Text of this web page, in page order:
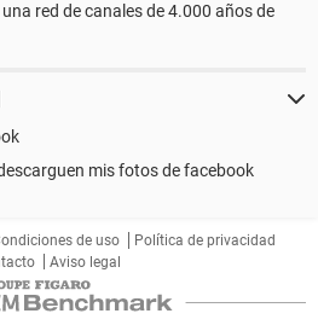
red de canales de 4.000 años de
mis fotos de facebook
de uso
Política de privacidad
Aviso legal